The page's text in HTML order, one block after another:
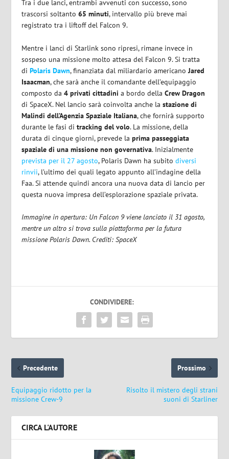
Tra i due lanci, entrambi avvenuti con successo, sono
trascorsi soltanto65 minuti, intervallo più breve mai
registrato tra i liftoff del Falcon 9.
Mentre i lanci di Starlink sono ripresi, rimane invece in
sospeso una missione molto attesa del Falcon 9. Si tratta
diPolaris Dawn, finanziata dal miliardario americanoJared
Isaacman, che sarà anche il comandante dell’equipaggio
composto da4 privati cittadini a bordo dellaCrew Dragon
di SpaceX. Nel lancio sarà coinvolta anche lastazione di
Malindi dell’Agenzia Spaziale Italiana, che fornirà supporto
durante le fasi ditracking del volo. La missione, della
durata di cinque giorni, prevede laprima passeggiata
spaziale di una missione non governativa. Inizialmente
prevista per il 27 agosto, Polaris Dawn ha subitodiversi
rinvii, l’ultimo dei quali legato appunto all’indagine della
Faa. Si attende quindi ancora una nuova data di lancio per
questa nuova impresa dell’esplorazione spaziale privata.
Immagine in apertura: Un Falcon 9 viene lanciato il 31 agosto,
mentre un altro si trova sulla piattaforma per la futura
missione Polaris Dawn. Crediti: SpaceX
CONDIVIDERE:
Precedente
Equipaggio ridotto per la
missione Crew-9
Prossimo
Risolto il mistero degli strani
suoni di Starliner
CIRCA L'AUTORE